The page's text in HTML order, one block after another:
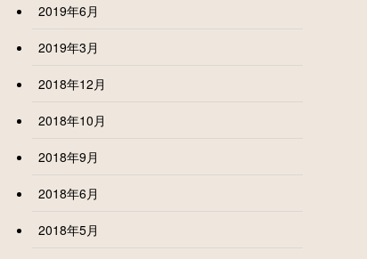
2019年6月
2019年3月
2018年12月
2018年10月
2018年9月
2018年6月
2018年5月